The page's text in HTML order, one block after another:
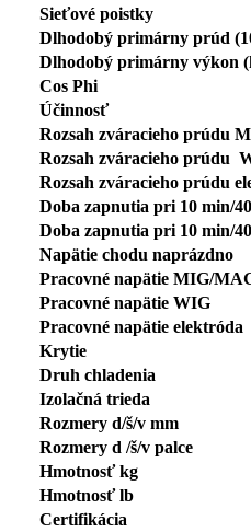
Sieťové poistky
Dlhodobý primárny prúd
Dlhodobý primárny výkon
Cos Phi
Účinnosť
Rozsah zváracieho prúdu
Rozsah zváracieho prúdu
Rozsah zváracieho prúdu
Doba zapnutia pri 10 min/
Doba zapnutia pri 10 min/
Napätie chodu naprázdno
Pracovné napätie MIG/
Pracovné napätie WIG
Pracovné napätie elektróda
Krytie
Druh chladenia
Izolačná trieda
Rozmery d/š/v mm
Rozmery d /š/v palce
Hmotnosť kg
Hmotnosť lb
Certifikácia